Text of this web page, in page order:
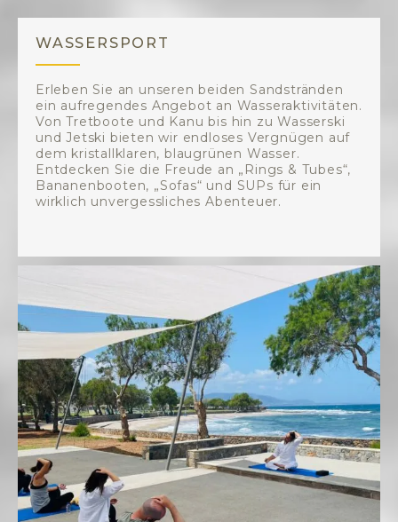
WASSERSPORT
Erleben Sie an unseren beiden Sandstränden
ein aufregendes Angebot an Wasseraktivitäten.
Von Tretboote und Kanu bis hin zu Wasserski
und Jetski bieten wir endloses Vergnügen auf
dem kristallklaren, blaugrünen Wasser.
Entdecken Sie die Freude an „Rings & Tubes“,
Bananenbooten, „Sofas“ und SUPs für ein
wirklich unvergessliches Abenteuer.